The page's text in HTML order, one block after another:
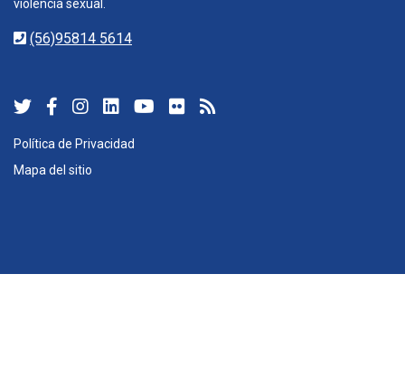
violencia sexual.
(56)95814 5614
Política de Privacidad
Mapa del sitio